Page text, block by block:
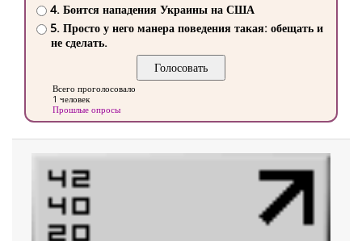
4. Боится нападения Украины на США
5. Просто у него манера поведения такая: обещать и
не сделать.
Всего проголосовало
1 человек
Прошлые опросы